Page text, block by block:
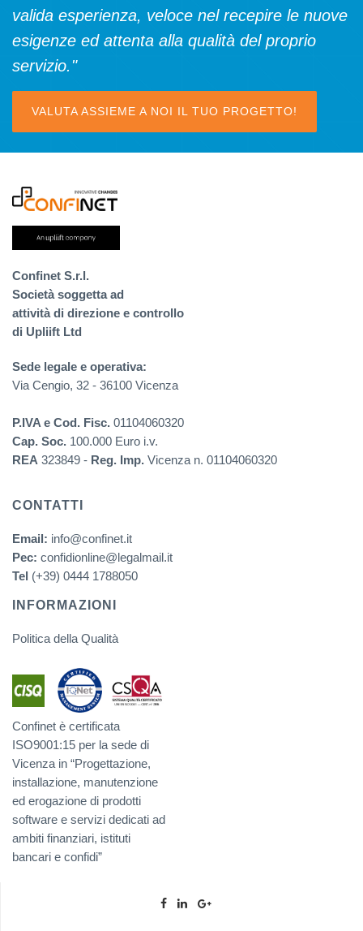
valida esperienza, veloce nel recepire le nuove
esigenze ed attenta alla qualità del proprio
servizio."
VALUTA ASSIEME A NOI IL TUO PROGETTO!
Confinet S.r.l.
Società soggetta ad
attività di direzione e controllo
di Upliift Ltd
Sede legale e operativa:
Via Cengio, 32 - 36100 Vicenza
P.IVA e Cod. Fisc. 01104060320
Cap. Soc. 100.000 Euro i.v.
REA 323849 - Reg. Imp. Vicenza n. 01104060320
CONTATTI
Email: info@confinet.it
Pec: confidionline@legalmail.it
Tel (+39) 0444 1788050
INFORMAZIONI
Politica della Qualità
Confinet è certificata
ISO9001:15 per la sede di
Vicenza in “Progettazione,
installazione, manutenzione
ed erogazione di prodotti
software e servizi dedicati ad
ambiti finanziari, istituti
bancari e confidi”